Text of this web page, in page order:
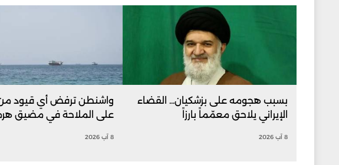
بسبب هجومه على بزشكيان... القضاء
الإيراني يلاحق معمّماً بارزاً
8 آب 2026
واشنطن ترفض أي قيود من
على الملاحة في مضيق
8 آب 2026